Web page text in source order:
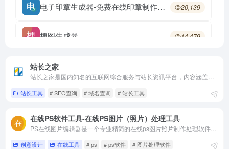
电子印章生成器-免费在线印章制作工具 20,139
梗图生成器 14,479
免费在线字帖生成工具
萝卜工坊-在线生成模拟手写文稿服务的平台
站长之家
站长工具 # SEO查询 # 域名查询 # 站长工具
在线PS软件工具-在线PS图片（照片）处理工具
创意设计 在线工具 # ps # ps软件 # 图片处理软件